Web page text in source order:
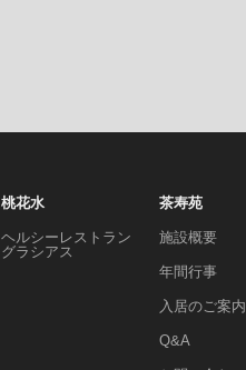
桃花水
ヘルシーレストラン
グラシアス
茶寿苑
施設概要
年間行事
入居のご案内
Q&A